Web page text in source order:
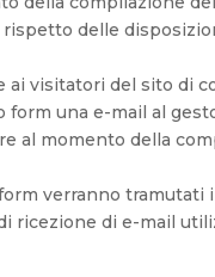
delle
ai visitatori del sito di
una e-mail al
al momento della
verranno tramutati
ricezione di e-mail